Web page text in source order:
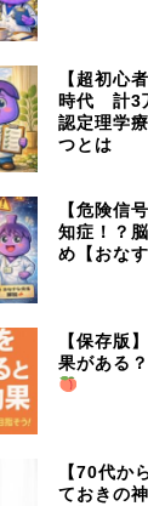
【超初心
時代 計3
認定理学
つとは
【危険信号
知症！？
め【おな
【保存版
果がある
【70代か
ておきの